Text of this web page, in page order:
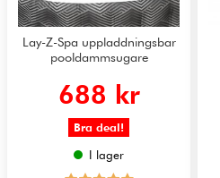
Lay-Z-Spa uppladdningsbar
pooldammsugare
688 kr
Bra deal!
I lager